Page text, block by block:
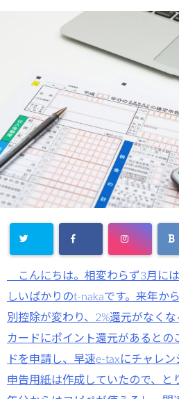
こんにちは。相変わらず3月に
しいばかりのt-nakaです。来年か
別控除が変わり、2%還元がなく
カードにポイント還元があるとの
ドを申請し、早速e-taxにチャレ
申告用紙は作成していたので、と